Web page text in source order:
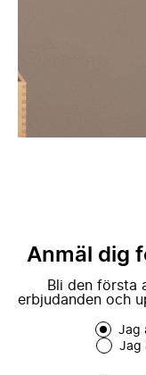
Anmäl dig
Bli den första
erbjudanden och
Jag
Jag